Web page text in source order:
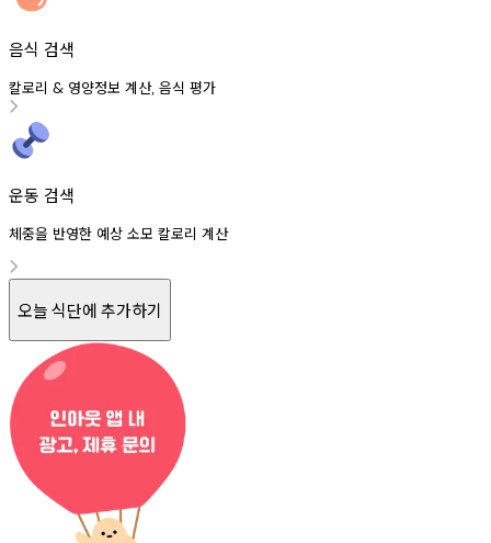
음식 검색
칼로리 & 영양정보 계산, 음식 평가
운동 검색
체중을 반영한 예상 소모 칼로리 계산
오늘 식단에 추가하기